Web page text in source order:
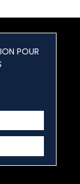
POUR